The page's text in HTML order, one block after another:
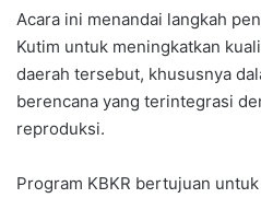
Acara ini menandai langkah
Kutim untuk meningkatkan
daerah tersebut, khususnya
berencana yang terintegrasi
reproduksi.
Program KBKR bertujuan